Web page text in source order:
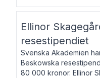
Ellinor
resestipendiet
Svenska Akademien
Beskowska
80 000 kronor. Ellinor